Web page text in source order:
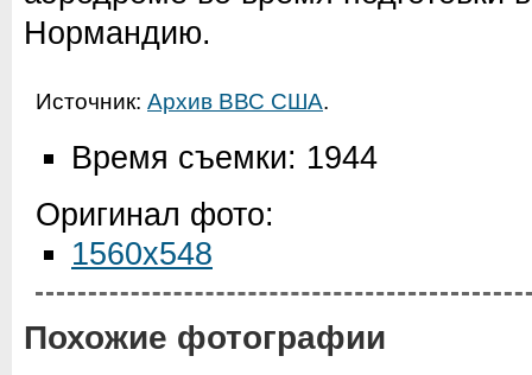
Нормандию.
Источник: Архив ВВС США.
Время съемки: 1944
Оригинал фото:
1560x548
Похожие фотографии